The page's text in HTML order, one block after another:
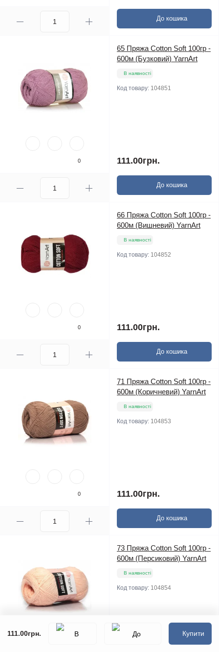
111.00грн. Купити
До кошика
0
65 Пряжа Cotton Soft 100гр -
600м (Бузковий) YarnArt
В наявності
Код товару: 104851
111.00грн.
До кошика
0
66 Пряжа Cotton Soft 100гр -
600м (Вишневий) YarnArt
В наявності
Код товару: 104852
111.00грн.
До кошика
0
71 Пряжа Cotton Soft 100гр -
600м (Коричневий) YarnArt
В наявності
Код товару: 104853
111.00грн.
До кошика
73 Пряжа Cotton Soft 100гр -
600м (Персиковий) YarnArt
В наявності
Код товару: 104854